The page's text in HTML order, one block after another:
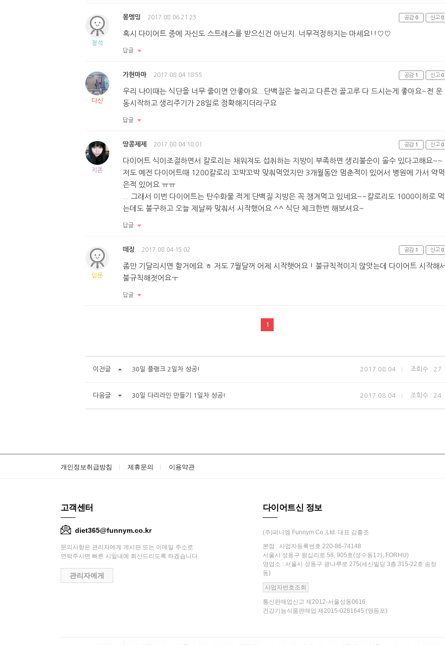
정석
몽멩밍 2017.08.06 21:23
혹시 다이어트 중에 자신도 스트레스를 받으신건 아닌지..너무걱정하지는 마세요!!♡♡
답글
공감 0 신고 0
다신
가현마마 2017.08.04 18:55
우리 나이때는 식단을 너무 줄이면 안좋아요...단백질은 늘리고 다른건 골고루 다 드시는게 좋아요~전 운
동시작하고 생리주기가 28일로 정확해지더라구요
답글
공감 1 신고 0
지존
땅콩제제 2017.08.04 18:01
다이어트 식이조절하면서 칼로리는 채워져도 섭취하는 지방이 부족하면 생리불순이 올수 있다고해요~~
저도 예전 다이어트때 1200칼로리 꼬박꼬박 맞춰먹었지만 3개월동안 멈춘적이 있어서 병원에 가서 약먹
은적 있어요 ㅠㅠ
... 그래서 이번 다이어트는 탄수화물 적게 단백질 지방은 꼭 챙겨먹고 있네요~~칼로리도 1000이하로 먹
는데도 불구하고 오늘 제날짜 맞춰서 시작했어요 ^^ 식단 체크한번 해보셔요~
답글
공감 1 신고 0
입문
떼징 2017.08.04 15:02
좀만 기달리시면 할거에요 ㅎ 저도 7월달꺼 어제 시작햇어요 ! 불규칙적이지 않앗는데 다이어트 시작해
불규칙해젓어요ㅜ
답글
공감 1 신고 0
1
이전글 30일 플랭크 2일차 성공! 2017.08.04 조회수 : 27
다음글 30일 다리라인 만들기 1일차 성공! 2017.08.04 조회수 : 24
개인정보취급방침 제휴문의 이용약관
고객센터
diet365@funnym.co.kr
문의사항은 관리자에게 게시판 또는 이메일 주소로
연락주시면 빠른 시일내에 회신드리도록 하겠습니다.
관리자에게
다이어트신 정보
(주)퍼니엠 Funnym Co.,Ltd. 대표 김흥조
본점 : 사업자등록번호 220-86-74148
서울시 성동구 왕십리로 58, 905호(성수동1가, FORHU)
영업소 : 서울시 성동구 광나루로 275(세신빌딩 3층 315-22호 송정
동)
사업자번호조회
통신판매업신고 제2012-서울성동0616
건강기능식품판매업 제2015-0281645 (영등포)